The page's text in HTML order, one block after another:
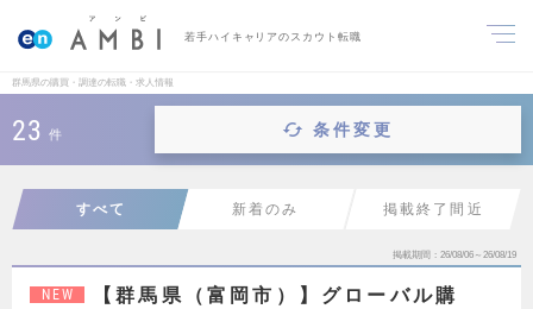
若手ハイキャリアのスカウト転職
群馬県の購買・調達の転職・求人情報
23 件 条件変更
すべて 新着のみ 掲載終了間近
掲載期間 26/08/06～26/08/19
NEW
【群馬県（富岡市）】グローバル購